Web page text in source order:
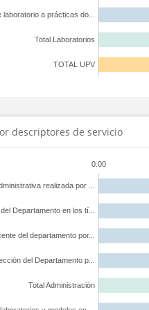
TOTAL UPV
Total Laboratorios
a prácticas do...
descriptores de servicio
0.00
Total Administración
del Departamento p...
del departamento por...
Departamento en los tí...
realizada por ...